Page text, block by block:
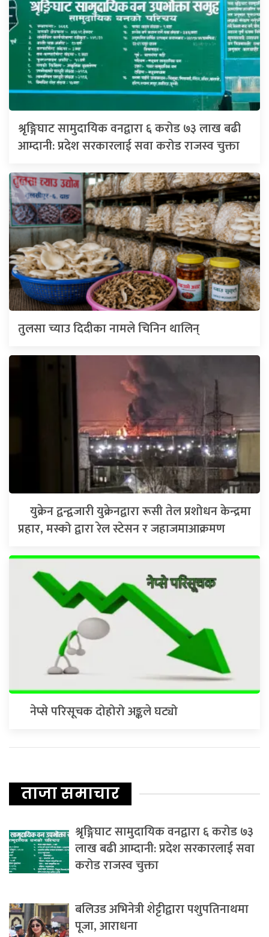
श्रृङ्गिघाट सामुदायिक वनद्वारा ६ करोड ७३ लाख बढी
आम्दानी: प्रदेश सरकारलाई सवा करोड राजस्व चुक्ता
तुलसा च्याउ दिदीका नामले चिनिन थालिन्
युक्रेन द्वन्द्वजारी युक्रेनद्वारा रूसी तेल प्रशोधन केन्द्रमा
प्रहार, मस्को द्वारा रेल स्टेसन र जहाजमाआक्रमण
नेप्से परिसूचक दोहोरो अङ्कले घट्यो
ताजा समाचार
श्रृङ्गिघाट सामुदायिक वनद्वारा ६ करोड ७३
लाख बढी आम्दानी: प्रदेश सरकारलाई सवा
करोड राजस्व चुक्ता
बलिउड अभिनेत्री शेट्टीद्वारा पशुपतिनाथमा
पूजा, आराधना